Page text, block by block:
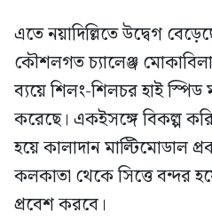
এতে নয়াদিল্লিতে উদ্বেগ
কৌশলগত চ্যালেঞ্জ
ব্যয়ে শিলং-শিলচর হাই
করেছে। একইসঙ্গে বিকল্প
হয়ে কালাদান মাল্টিমোডাল
কলকাতা থেকে সিত্তে বন্দর
প্রবেশ করবে।